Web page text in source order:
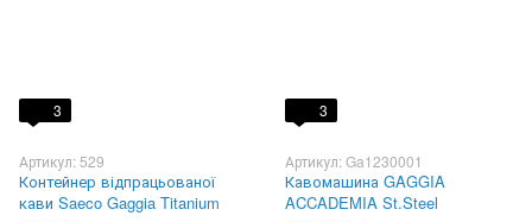
3
Артикул: 529
Контейнер відпрацьованої
кави Saeco Gaggia Titanium
3
Артикул: Ga1230001
Кавомашина GAGGIA
ACCADEMIA St.Steel